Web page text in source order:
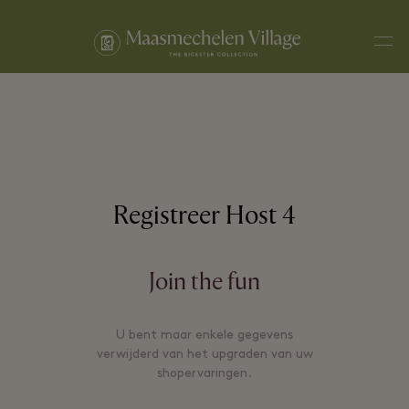
Registreer Host 4
Join the fun
U bent maar enkele gegevens
verwijderd van het upgraden van uw
shopervaringen.